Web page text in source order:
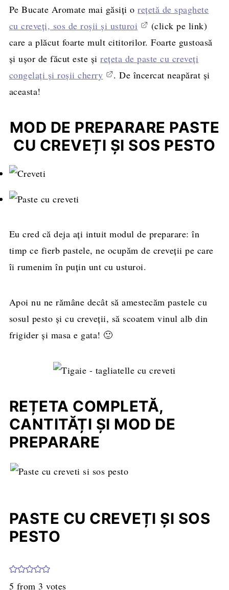
Pe Bucate Aromate mai găsiți orețetă de spaghete
cu creveți, sos de roșii și usturoi
(click pe link)
care a plăcut foarte mult cititorilor. Foarte gustoasă
și ușor de făcut este șirețeta de paste cu creveți
congelați și roșii cherry
. De încercat neapărat și
aceasta!
MOD DE PREPARARE PASTE
CU CREVEȚI ȘI SOS PESTO
Eu cred că deja ați intuit modul de preparare: în
timp ce fierb pastele, ne ocupăm de creveții pe care
îi rumenim în puțin unt cu usturoi.
Apoi nu ne rămâne decât să amestecăm pastele cu
sosul pesto și cu creveții, să scoatem vinul alb din
frigider și masa e gata! 🙂
REȚETA COMPLETĂ,
CANTITĂȚI ȘI MOD DE
PREPARARE
PASTE CU CREVEȚI ȘI SOS
PESTO
5 from 3 votes